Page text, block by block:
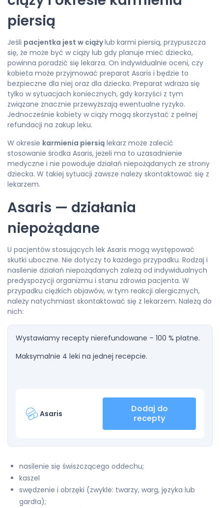
piersią
Jeśli pacjentka jest w ciążylub karmi piersią, przypuszcza
się, że może być w ciąży lub gdy planuje mieć dziecko,
powinna poradzić się lekarza. On indywidualnie oceni, czy
kobieta może przyjmować preparat Asaris i będzie to
bezpieczne dla niej oraz dla dziecka. Preparat wdraża się
tylko w sytuacjach koniecznych, gdy korzyści z tym
związane znacznie przewyższają ewentualne ryzyko.
Jednocześnie kobiety w ciąży mogą skorzystać z pełnej
refundacji na zakup leku.
W okresie karmienia piersią lekarz może zalecić
stosowanie środka Asaris, jeżeli ma to uzasadnienie
medyczne i nie powoduje działań niepożądanych ze strony
dziecka. W takiej sytuacji zawsze należy skontaktować się z
lekarzem.
Asaris — działania
niepożądane
U pacjentów stosujących lek Asaris mogą występować
skutki uboczne. Nie dotyczy to każdego przypadku. Rodzaj i
nasilenie działań niepożądanych zależą od indywidualnych
predyspozycji organizmu i stanu zdrowia pacjenta. W
przypadku ciężkich objawów, w tym reakcji alergicznych,
należy natychmiast skontaktować się z lekarzem. Należą do
nich:
Wystawiamy recepty nierefundowane – 100 % płatne.
Maksymalnie 4 leki na jednej recepcie.
Asaris
Dodaj do
recepty
nasilenie się świszczącego oddechu;
kaszel
swędzenie i obrzęki (zwykle: twarzy, warg, języka lub
gardła);